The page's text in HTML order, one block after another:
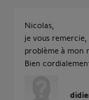
Nicolas,
je vous
problème à mon
Bien